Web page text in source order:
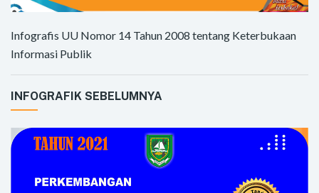
Infografis UU Nomor 14 Tahun 2008 tentang Keterbukaan
Informasi Publik
INFOGRAFIK SEBELUMNYA